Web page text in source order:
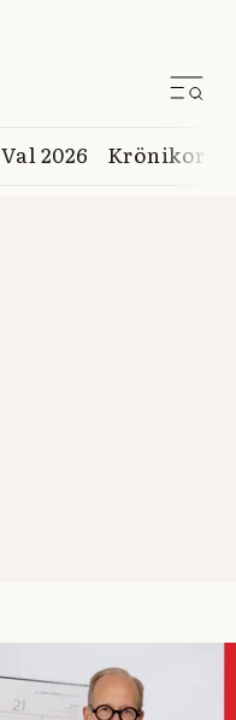
Val 2026 Krönikor